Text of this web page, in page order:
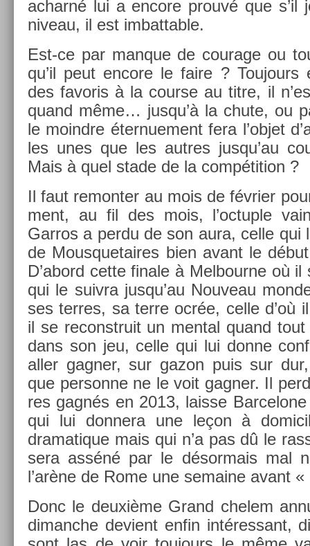
ac­harné lui a en­core prouvé que s’il
niveau, il est im­batt­able.
Est-ce par man­que de co­urage ou
qu’il peut en­core le faire ? Toujours
des favoris à la co­ur­se au titre, il
quand même… jusqu’à la chute, ou
le moindre éter­nue­ment fera l’objet
les unes que les aut­res jusqu’au
Mais à quel stade de la com­péti­tion ?
Il faut re­mont­er au mois de février
ment, au fil des mois, l’oc­tu­ple
Garros a perdu de son aura, celle qui
de Mous­quetaires bien avant le
D’abord cette fin­ale à Mel­bour­ne où
qui le suiv­ra jusqu’au Nouveau
ses ter­res, sa terre ocrée, celle d’où
il se re­construit un ment­al quand tout
dans son jeu, celle qui lui donne
aller gagn­er, sur gazon puis sur
que per­son­ne ne le voit gagn­er. Il
res gagnés en 2013, lais­se
qui lui don­nera une leçon à
dramatique mais qui n’a pas dû le
sera asséné par le désor­mais mal
l’arène de Rome une semaine avant
Donc le deuxième Grand chelem
di­manche de­vient enfin in­téres­sant,